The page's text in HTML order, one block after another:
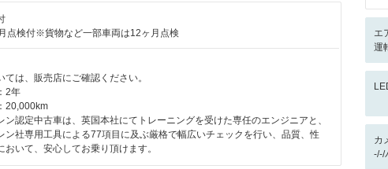
点検付※貨物など一部車両は12ヶ月点検
ては、販売店にご確認ください。
2年
20,000km
ン認定中古車は、英国本社にてトレーニングを受けた専任のエンジニアと、
ン社専用工具による77項目に及ぶ厳格で幅広いチェックを行い、品質、性
おいて、安心してお乗り頂けます。
エ
運
カ
-/-/